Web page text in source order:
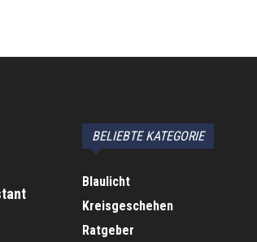
BELIEBTE KATEGORIE
Blaulicht
Kreisgeschehen
Ratgeber